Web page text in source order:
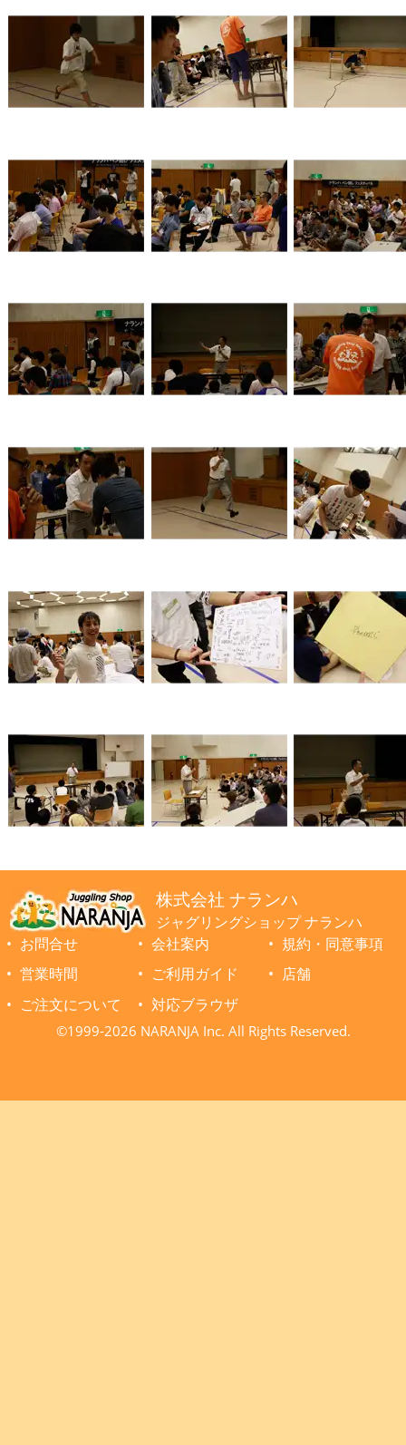
株式会社 ナランハ
ジャグリングショップ ナランハ
お問合せ
会社案内
規約・同意事項
営業時間
ご利用ガイド
店舗
ご注文について
対応ブラウザ
©1999-2026 NARANJA Inc. All Rights Reserved.